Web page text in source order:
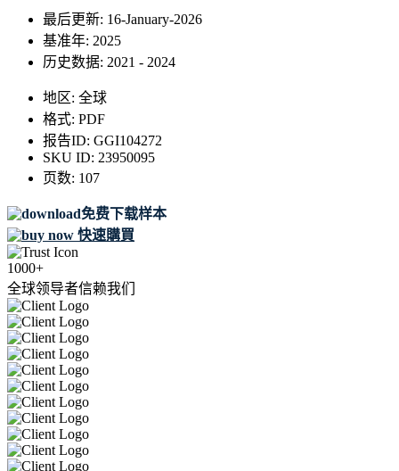
最后更新: 16-January-2026
基准年: 2025
历史数据: 2021 - 2024
地区: 全球
格式: PDF
报告ID: GGI104272
SKU ID: 23950095
页数: 107
免费下载样本
快速購買
1000+
全球领导者信赖我们